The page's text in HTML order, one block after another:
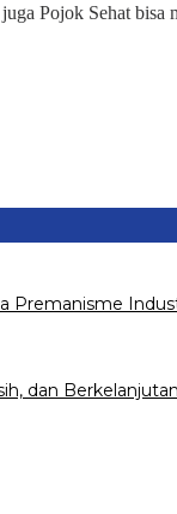
Pojok Sehat bisa
Premanisme
dan Berkelanjutan